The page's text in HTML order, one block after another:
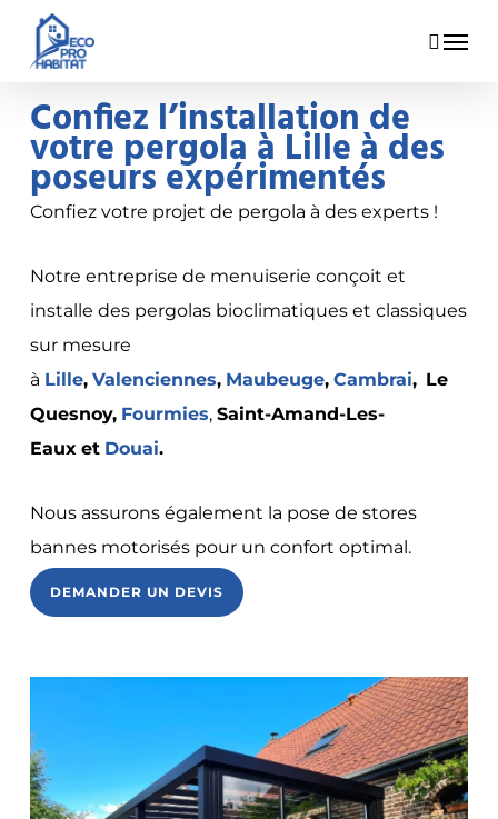
content
Menu
Confiez l’installation de
votre pergola à Lille à des
poseurs expérimentés
Confiez votre projet de pergola à des experts !
Notre entreprise de menuiserie conçoit et
installe des pergolas bioclimatiques et classiques
sur mesure
à Lille, Valenciennes, Maubeuge, Cambrai, Le
Quesnoy, Fourmies, Saint-Amand-Les-
Eaux et Douai.
Nous assurons également la pose de stores
bannes motorisés pour un confort optimal.
DEMANDER UN DEVIS